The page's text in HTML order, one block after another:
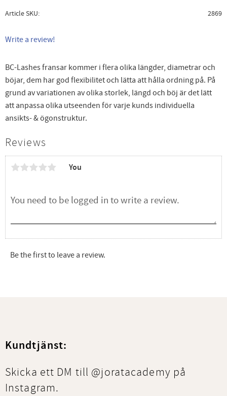
Article SKU 2869
Write a review!
BC-Lashes fransar kommer i flera olika längder, diametrar och
böjar, dem har god flexibilitet och lätta att hålla ordning på. På
grund av variationen av olika storlek, längd och böj är det lätt
att anpassa olika utseenden för varje kunds individuella
ansikts- & ögonstruktur.
Reviews
You
Be the first to leave a review.
Kundtjänst:
Skicka ett DM till @joratacademy på
Instagram.